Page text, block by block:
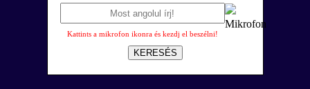
Kattints a mikrofon ikonra és kezdj el beszélni!
KERESÉS